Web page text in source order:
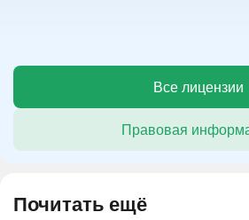
Все лицензии
Правовая
Почитать ещё